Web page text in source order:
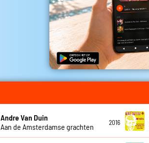
Andre Van Duin
Aan de Amsterdamse grachten
2016